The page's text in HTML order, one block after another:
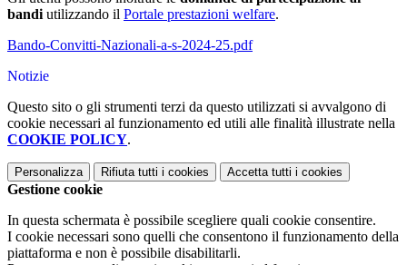
bandi utilizzando il Portale prestazioni welfare.
Bando-Convitti-Nazionali-a-s-2024-25.pdf
Notizie
Questo sito o gli strumenti terzi da questo utilizzati si avvalgono di
cookie necessari al funzionamento ed utili alle finalità illustrate nella
COOKIE POLICY.
Personalizza Rifiuta tutti i cookies Accetta tutti i cookies
Gestione cookie
In questa schermata è possibile scegliere quali cookie consentire.
I cookie necessari sono quelli che consentono il funzionamento della
piattaforma e non è possibile disabilitarli.